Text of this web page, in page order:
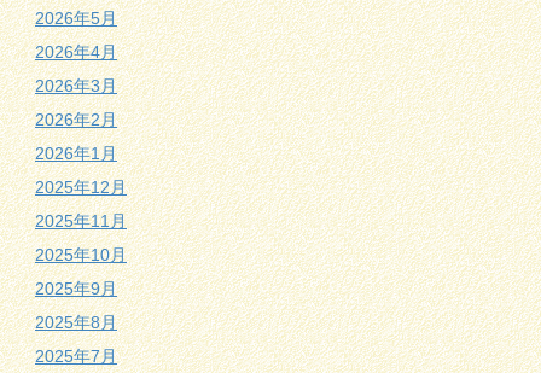
2026年5月
2026年4月
2026年3月
2026年2月
2026年1月
2025年12月
2025年11月
2025年10月
2025年9月
2025年8月
2025年7月